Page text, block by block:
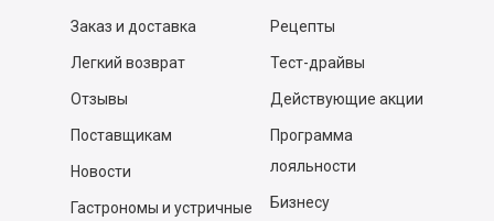
Заказ и доставка
Легкий возврат
Отзывы
Поставщикам
Новости
Гастрономы и устричные
Рецепты
Тест-драйвы
Действующие акции
Программа
лояльности
Бизнесу